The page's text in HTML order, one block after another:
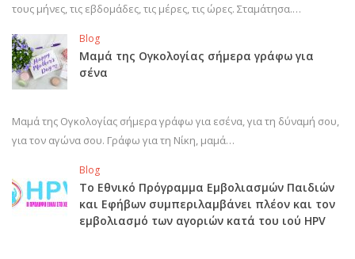
τους μήνες, τις εβδομάδες, τις μέρες, τις ώρες. Σταμάτησα.…
Blog
Μαμά της Ογκολογίας σήμερα γράφω για
σένα
Μαμά της Ογκολογίας σήμερα γράφω για εσένα, για τη δύναμή σου,
για τον αγώνα σου. Γράφω για τη Νίκη, μαμά…
Blog
Το Εθνικό Πρόγραμμα Εμβολιασμών Παιδιών
και Εφήβων συμπεριλαμβάνει πλέον και τον
εμβολιασμό των αγοριών κατά του ιού HPV